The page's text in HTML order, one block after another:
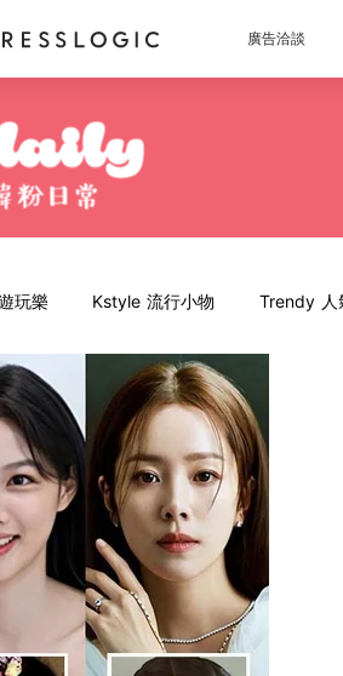
廣告洽談
玩樂 Kstyle 流行小物 Trendy 人